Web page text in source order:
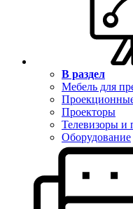
В раздел
Мебель для
Проекторы
Телевизоры и
Оборудование